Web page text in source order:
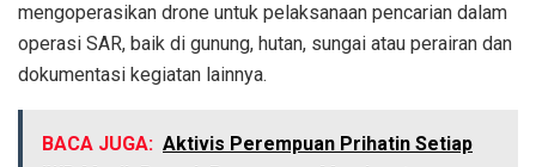
mengoperasikan drone untuk pelaksanaan pencarian dalam
operasi SAR, baik di gunung, hutan, sungai atau perairan dan
dokumentasi kegiatan lainnya.
BACA JUGA: Aktivis Perempuan Prihatin Setiap